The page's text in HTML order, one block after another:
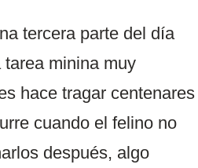
tercera parte del día
minina muy
hace tragar centenares
cuando el felino no
después, algo